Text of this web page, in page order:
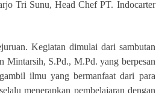
Tri Sunu, Head Chef PT. Indocarter
Kegiatan dimulai dari sambutan
S.Pd., M.Pd. yang berpesan
ilmu yang bermanfaat dari para
menerapkan pembelajaran dengan